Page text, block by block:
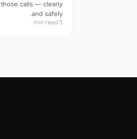
those calls — clearly
and safely.
5 min read